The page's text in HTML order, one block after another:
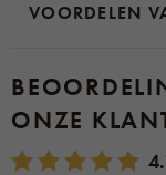
VOORDELEN
ONZE